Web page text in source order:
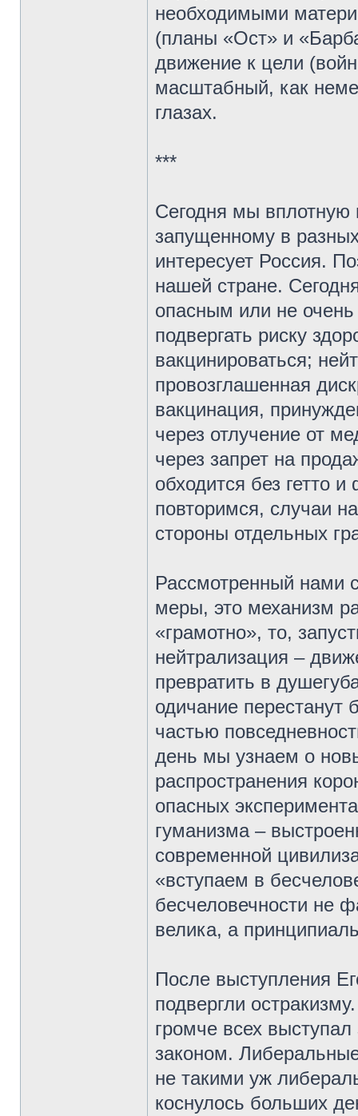
необходимыми
(планы «Ост» и
движение к цели
масштабный, как
глазах.
***
Сегодня мы вплотную
запущенному в
интересует Россия.
нашей стране.
опасным или не
подвергать риску
вакцинироваться;
провозглашенная
вакцинация,
через отлучение от
через запрет на
обходится без гетто
повторимся, случаи
стороны отдельных
Рассмотренный нами
меры, это механизм
«грамотно», то,
нейтрализация –
превратить в
одичание
частью
день мы узнаем о
распространения
опасных
гуманизма –
современной
«вступаем в
бесчеловечности не
велика, а
После выступления
подвергли
громче всех
законом.
не такими уж
коснулось больших